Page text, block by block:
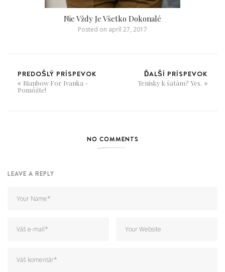
Nie Vždy Je Všetko Dokonalé
Posted on apríl 27, 2017
PREDOŠLÝ PRÍSPEVOK
Rianbow For Ivanka -
Pomôžte!
ĎALŠÍ PRÍSPEVOK
Tenisky k šatám? Yes.
NO COMMENTS
LEAVE A REPLY